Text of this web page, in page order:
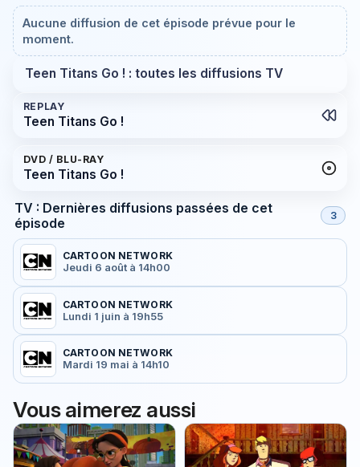
Aucune diffusion de cet épisode prévue pour le
moment.
Teen Titans Go ! : toutes les diffusions TV
REPLAY
Teen Titans Go !
DVD / BLU-RAY
Teen Titans Go !
TV : Dernières diffusions passées de cet
épisode
3
CARTOON NETWORK
Jeudi 6 août à 14h00
CARTOON NETWORK
Lundi 1 juin à 19h55
CARTOON NETWORK
Mardi 19 mai à 14h10
Vous aimerez aussi